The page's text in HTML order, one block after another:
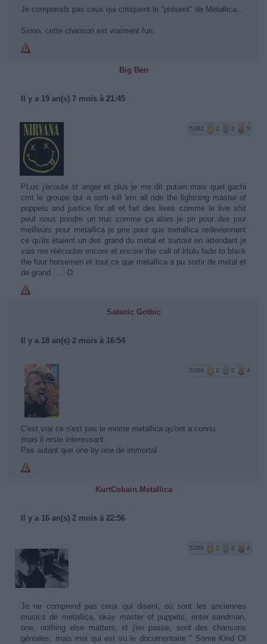
Je comprends pas ceux qui critiquent le "présent" de Metallica...
Sinon, cette chanson est vraiment fun.
Big Ben
Il y a 19 an(s) 7 mois à 21:45
5382 2 2 5
PLus j'écoute st anger et plus je me dit putain mais quel gachi
cmt le groupe qui a sorti kill 'em all ride the lightning master of
puppets and justice for all et fait des lives comme le live shit
peut nous pondre un truc comme ça alors je pri pour des jour
meilleurs pour metallica je prie pour que metallica redeviennent
ce qu'ils étaient un des grand du metal et surtout en attendant je
vais me réécouter encore et encore the call of ktulu fade to black
the four horsemen et tout ce que metallica a pu sortir de metal et
de grand ... :-D
Satanic Gothic
Il y a 18 an(s) 2 mois à 16:54
5266 2 2 4
C'est vrai ce n'est pas le meme metallica qu'ont a connu
mais il reste interessant.
Pas autant que one by one de immortal
KurtCobain.Metallica
Il y a 16 an(s) 2 mois à 22:56
5268 2 2 4
Je ne comprend pas ceux qui disent, où sont les anciennes
musics de metallica, okay master of puppets, enter sandman,
one, nothing else matters, et j'en passe, sont des chansons
géniales, mais moi qui est vu le documentaire " Some Kind Of